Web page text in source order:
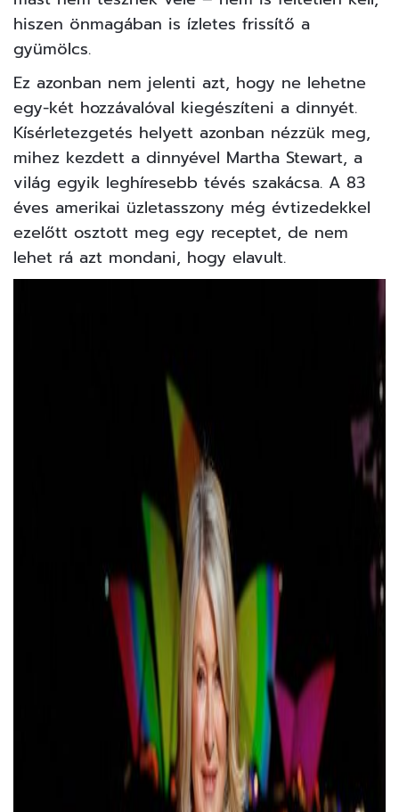
hiszen önmagában is ízletes frissítő a
gyümölcs.
Ez azonban nem jelenti azt, hogy ne lehetne
egy-két hozzávalóval kiegészíteni a dinnyét.
Kísérletezgetés helyett azonban nézzük meg,
mihez kezdett a dinnyével Martha Stewart, a
világ egyik leghíresebb tévés szakácsa. A 83
éves amerikai üzletasszony még évtizedekkel
ezelőtt osztott meg egy receptet, de nem
lehet rá azt mondani, hogy elavult.